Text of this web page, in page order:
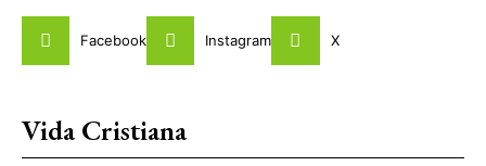
Facebook Instagram X
Vida Cristiana